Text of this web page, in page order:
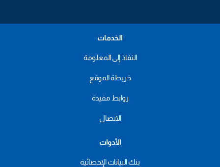
الخدمات
النفاذ إلى المعلومة
خريطة الموقع
روابط مفيدة
الاتصال
الأدوات
بنك البيانات الإحصائية